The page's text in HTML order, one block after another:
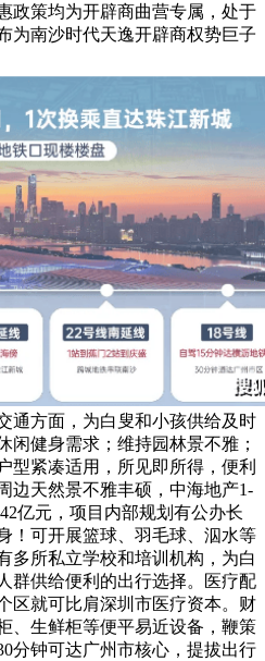
政策均为开辟商曲营专属，处于
为南沙时代天逸开辟商权势巨子
通方面，为白叟和小孩供给及时
闲健身需求；维持园林景不雅；
型紧凑适用，所见即所得，便利
边天然景不雅丰硕，中海地产1-
亿元，项目内部规划有公办长
！可开展篮球、羽毛球、泅水等
多所私立学校和培训机构，为白
群供给便利的出行选择。医疗配
区就可比肩深圳市医疗资本。财
、生鲜柜等便平易近设备，鞭策
分钟可达广州市核心，提拔出行